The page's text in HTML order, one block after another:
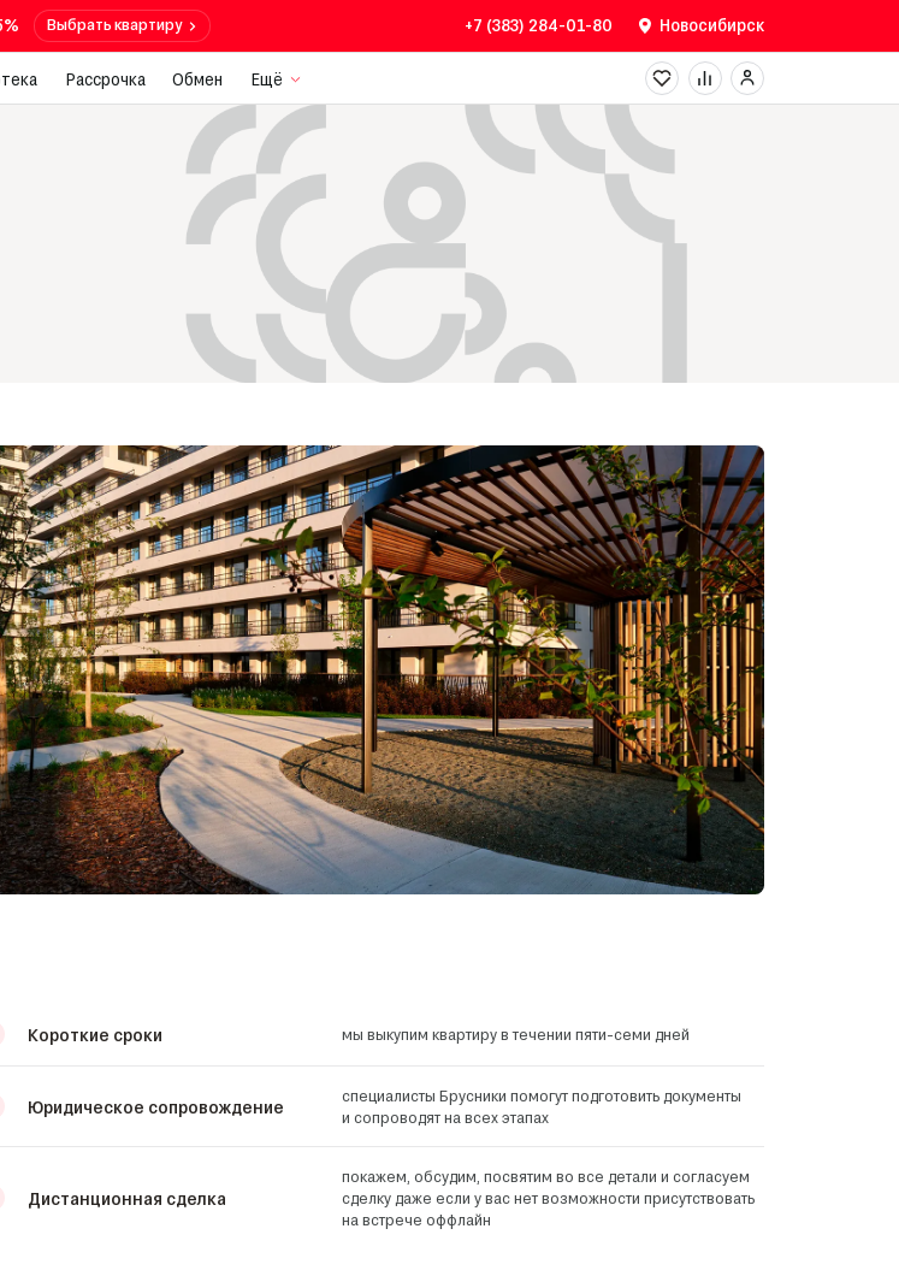
Выбрать квартиру +7 (383) 284-01-80 Новосибирск
Рассрочка Обмен Ещё
Короткие сроки мы выкупим квартиру в течении пяти-семи дней
Юридическое сопровождение
специалисты Брусники помогут подготовить документы
и сопроводят на всех этапах
Дистанционная сделка
покажем, обсудим, посвятим во все детали и согласуем
сделку даже если у вас нет возможности присутствовать
на встрече оффлайн